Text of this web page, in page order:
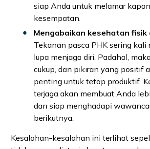
siap Anda untuk melamar
kesempatan.
Mengabaikan kesehatan fisik
Tekanan pasca PHK sering kali
lupa menjaga diri. Padahal,
cukup, dan pikiran yang positif
penting untuk tetap produktif.
terjaga akan membuat Anda
dan siap menghadapi
berikutnya.
Kesalahan-kesalahan ini terlihat